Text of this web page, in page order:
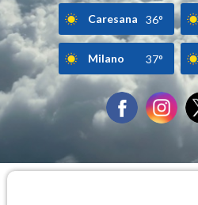
Caresana 36°
Milano 37°